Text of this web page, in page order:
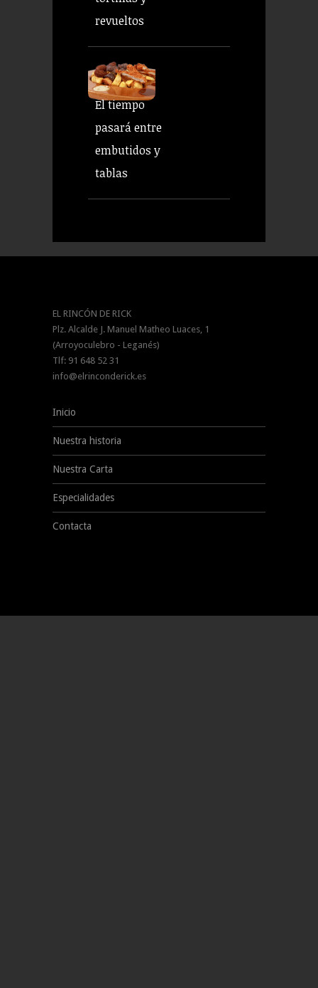
revueltos
El tiempo
pasará entre
embutidos y
tablas
EL RINCÓN DE RICK
Plz. Alcalde J. Manuel Matheo Luaces, 1
(Arroyoculebro - Leganés)
Tlf: 91 648 52 31
info@elrinconderick.es
Inicio
Nuestra historia
Nuestra Carta
Especialidades
Contacta